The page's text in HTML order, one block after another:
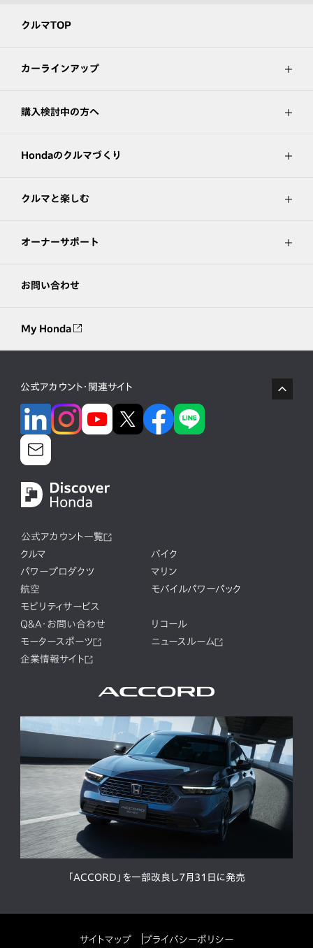
クルマTOP
カーラインアップ
購入検討中の方へ
Hondaのクルマづくり
クルマと楽しむ
オーナーサポート
お問い合わせ
My Honda
公式アカウント・関連サイト
公式アカウント一覧
クルマ
バイク
パワープロダクツ
マリン
航空
モバイルパワーパック
モビリティサービス
Q&A・お問い合わせ
リコール
モータースポーツ
ニュースルーム
企業情報サイト
「ACCORD」を一部改良し7月31日に発売
サイトマップ プライバシーポリシー